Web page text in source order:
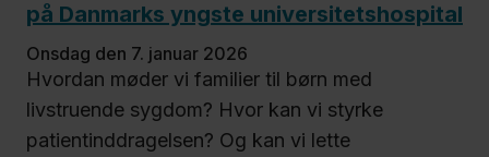
på Danmarks yngste universitetshospital
onsdag den 7. januar 2026
Hvordan møder vi familier til børn med
livstruende sygdom? Hvor kan vi styrke
patientinddragelsen? Og kan vi lette